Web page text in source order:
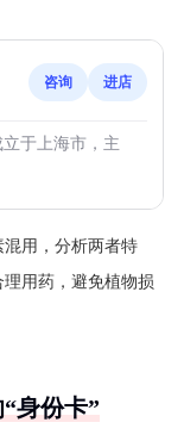
咨询 进店
于上海市，主
用，分析两者特
用药，避免植物损
身份卡”